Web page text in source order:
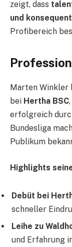
zeigt, dass
und
Profibereich
Marten Winkler
bei Hertha BSC
erfolgreich
Bundesliga
Publikum
Highlights
Debüt bei
schneller
Leihe zu
und Erfahrung